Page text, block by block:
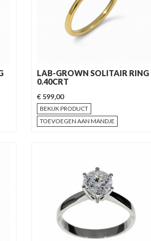
LAB-GROWN SOLITAIR RING
0.40CRT
€ 599,00
BEKIJK PRODUCT
TOEVOEGEN AAN MANDJE